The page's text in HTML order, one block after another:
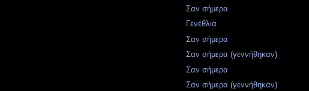
Σαν σήμερα
Γενέθλια
Σαν σήμερα
Σαν σήμερα (γεννήθηκαν)
Σαν σήμερα
Σαν σήμερα (γεννήθηκαν)